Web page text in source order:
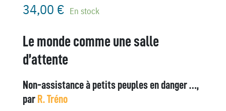
34,00 € En stock
Le monde comme une salle
d’attente
Non-assistance à petits peuples en danger …,
par R. Tréno